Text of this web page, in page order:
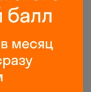
экзамене